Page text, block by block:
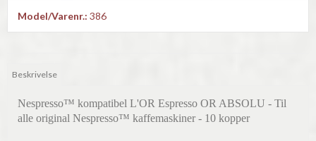
Model/Varenr.: 386
Beskrivelse
Nespresso™ kompatibel L'OR Espresso OR ABSOLU - Til
alle original Nespresso™ kaffemaskiner - 10 kopper